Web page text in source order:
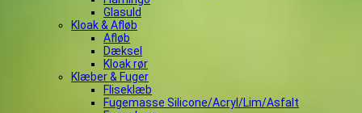
Glasuld
Kloak & Afløb
Afløb
Dæksel
Kloak rør
Klæber & Fuger
Fliseklæb
Fugemasse Silicone/Acryl/Lim/Asfalt